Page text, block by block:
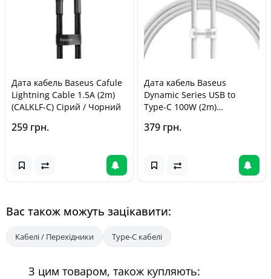
Дата кабель Baseus Cafule
Lightning Cable 1.5A (2m)
(CALKLF-C) Сірий / Чорний
259 грн.
Дата кабель Baseus
Dynamic Series USB to
Type-C 100W (2m)
379 грн.
Вас також можуть зацікавити:
Кабелі / Перехідники Type-C кабелі
З цим товаром, також купляють: